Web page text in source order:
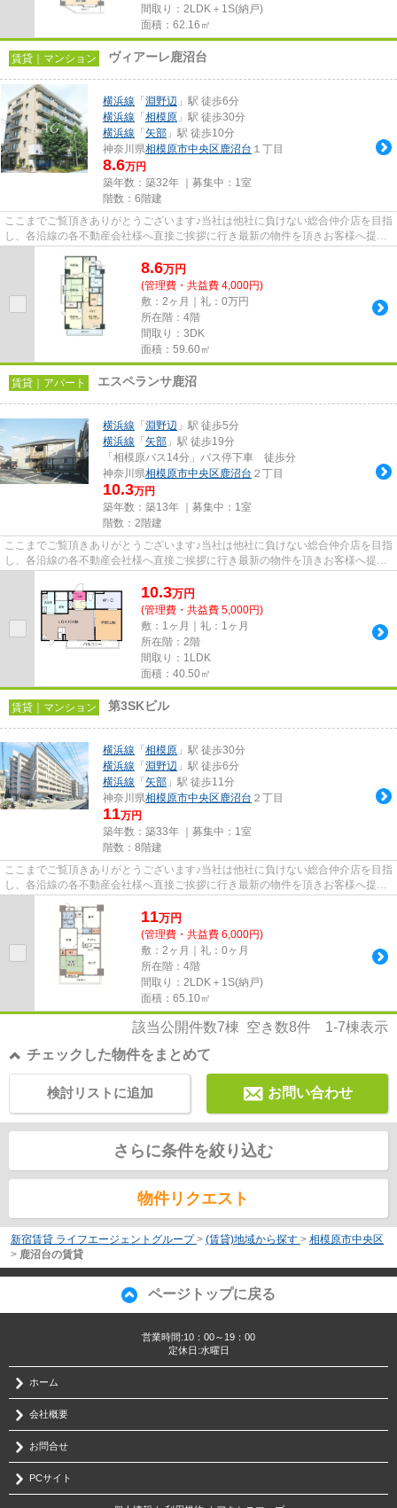
間取り：2LDK＋1S(納戸)
面積：62.16㎡
賃貸｜マンション ヴィアーレ鹿沼台
横浜線 「 淵野辺 」駅 徒歩6分
横浜線 「 相模原 」駅 徒歩30分
横浜線 「 矢部 」駅 徒歩10分
神奈川県相模原市中央区鹿沼台 １丁目
8.6万円
築年数：築32年 ｜募集中： 1室
階数：6階建
ここまでご覧頂きありがとうございます♪当社は他社に負けない総合仲介店を目指
し、各沿線の各不動産会社様へ直接ご挨拶に行き最新の物件を頂きお客様へ提供
8.6万円
(管理費・共益費 4,000円)
敷：2ヶ月｜礼：0万円
所在階：4階
間取り：3DK
面積：59.60㎡
賃貸｜アパート エスペランサ鹿沼
横浜線 「 淵野辺 」駅 徒歩5分
横浜線 「 矢部 」駅 徒歩19分
「相模原バス14分」バス停下車 徒歩分
神奈川県相模原市中央区鹿沼台 ２丁目
10.3万円
築年数：築13年 ｜募集中： 1室
階数：2階建
ここまでご覧頂きありがとうございます♪当社は他社に負けない総合仲介店を目指
し、各沿線の各不動産会社様へ直接ご挨拶に行き最新の物件を頂きお客様へ提供
10.3万円
(管理費・共益費 5,000円)
敷：1ヶ月｜礼：1ヶ月
所在階：2階
間取り：1LDK
面積：40.50㎡
賃貸｜マンション 第3SKビル
横浜線 「 相模原 」駅 徒歩30分
横浜線 「 淵野辺 」駅 徒歩6分
横浜線 「 矢部 」駅 徒歩11分
神奈川県相模原市中央区鹿沼台 ２丁目
11万円
築年数：築33年 ｜募集中： 1室
階数：8階建
ここまでご覧頂きありがとうございます♪当社は他社に負けない総合仲介店を目指
し、各沿線の各不動産会社様へ直接ご挨拶に行き最新の物件を頂きお客様へ提供
11万円
(管理費・共益費 6,000円)
敷：2ヶ月｜礼：0ヶ月
所在階：4階
間取り：2LDK＋1S(納戸)
面積：65.10㎡
該当公開件数7棟 空き数8件 1-7棟表示
チェックした物件をまとめて
お問い合わせ
検討リストに追加
さらに条件を絞り込む
物件リクエスト
新宿賃貸 ライフエージェントグループ > (賃貸)地域から探す > 相模原市中央区
> 鹿沼台の賃貸
ページトップに戻る
営業時間:10：00～19：00
定休日:水曜日
ホーム
会社概要
お問合せ
PCサイト